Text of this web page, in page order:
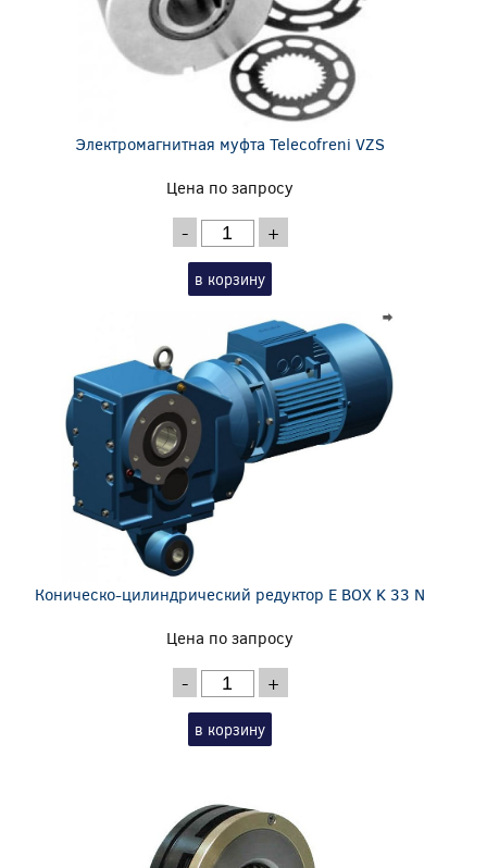
Электромагнитная муфта Telecofreni VZS
Цена по запросу
- +
в корзину
Коническо-цилиндрический редуктор E BOX K 33 N
Цена по запросу
- +
в корзину